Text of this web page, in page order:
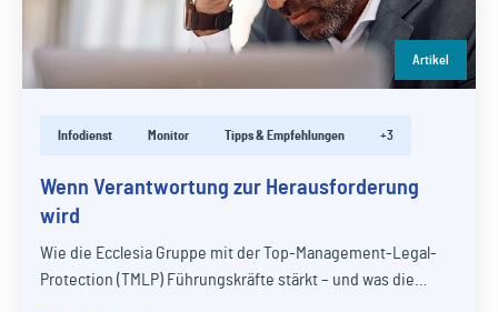
Artikel
Infodienst Monitor Tipps & Empfehlungen +3
Wenn Verantwortung zur Herausforderung
wird
Wie die Ecclesia Gruppe mit der Top-Management-Legal-
Protection (TMLP) Führungskräfte stärkt – und was die